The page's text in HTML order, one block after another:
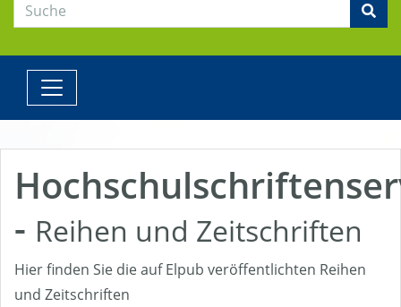
- Reihen und Zeitschriften
Hier finden Sie die auf Elpub veröffentlichten Reihen
und Zeitschriften